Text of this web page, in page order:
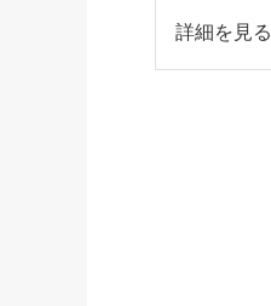
詳細を見る